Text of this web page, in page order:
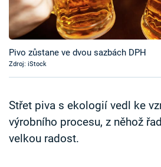
Časopis
Sledujte prima+
Sledujte nás
Pivo zůstane ve dvou sazbách DPH
Zdroj: iStock
Střet piva s ekologií vedl ke
výrobního procesu, z něhož
velkou radost.